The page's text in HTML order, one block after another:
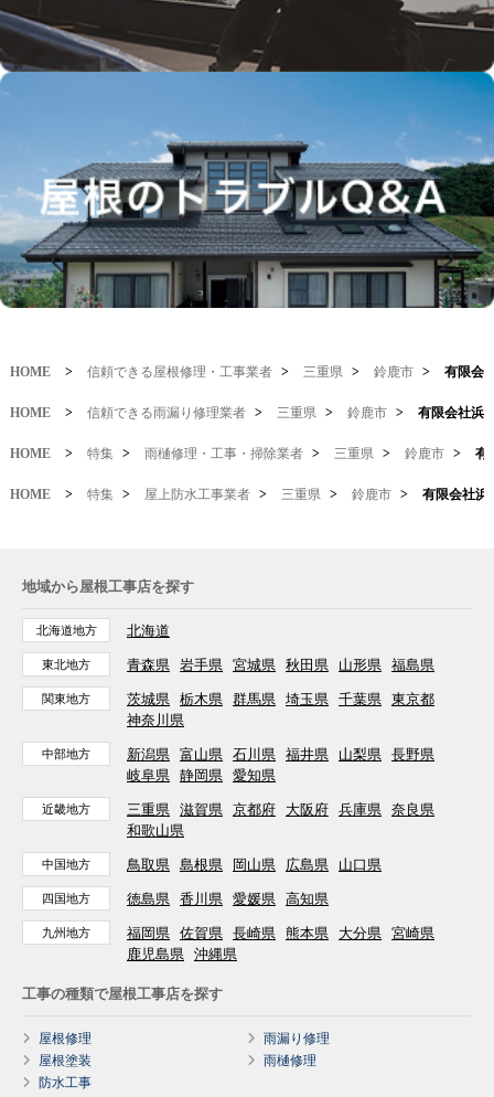
HOME > 信頼できる屋根修理・工事業者 > 三重県 > 鈴鹿市 > 有限会
HOME > 信頼できる雨漏り修理業者 > 三重県 > 鈴鹿市 > 有限会社浜
HOME > 特集 > 雨樋修理・工事・掃除業者 > 三重県 > 鈴鹿市 > 有
HOME > 特集 > 屋上防水工事業者 > 三重県 > 鈴鹿市 > 有限会社浜
地域から屋根工事店を探す
北海道地方 北海道
東北地方 青森県 岩手県 宮城県 秋田県 山形県 福島県
関東地方 茨城県 栃木県 群馬県 埼玉県 千葉県 東京都
神奈川県
中部地方 新潟県 富山県 石川県 福井県 山梨県 長野県
岐阜県 静岡県 愛知県
近畿地方 三重県 滋賀県 京都府 大阪府 兵庫県 奈良県
和歌山県
中国地方 鳥取県 島根県 岡山県 広島県 山口県
四国地方 徳島県 香川県 愛媛県 高知県
九州地方 福岡県 佐賀県 長崎県 熊本県 大分県 宮崎県
鹿児島県 沖縄県
工事の種類で屋根工事店を探す
屋根修理
雨漏り修理
屋根塗装
雨樋修理
防水工事